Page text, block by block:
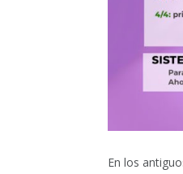
En los